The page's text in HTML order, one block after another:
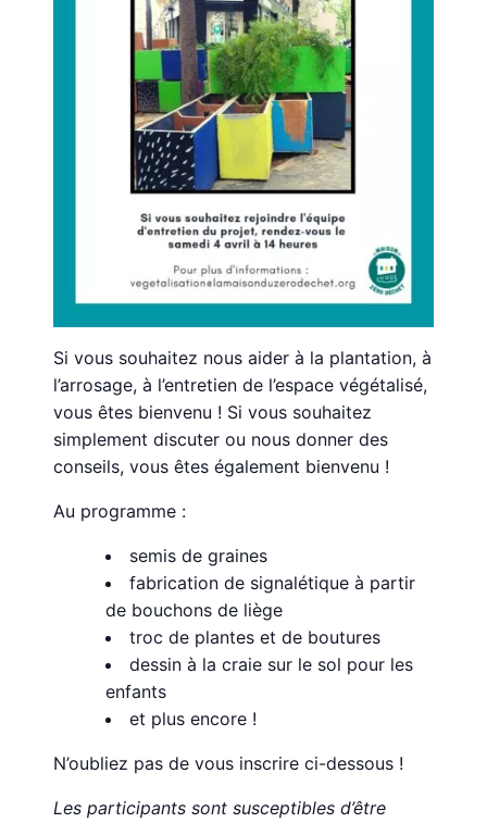
Si vous souhaitez nous aider à la plantation, à
l’arrosage, à l’entretien de l’espace végétalisé,
vous êtes bienvenu ! Si vous souhaitez
simplement discuter ou nous donner des
conseils, vous êtes également bienvenu !
Au programme :
semis de graines
fabrication de signalétique à partir
de bouchons de liège
troc de plantes et de boutures
dessin à la craie sur le sol pour les
enfants
et plus encore !
N’oubliez pas de vous inscrire ci-dessous !
Les participants sont susceptibles d’être